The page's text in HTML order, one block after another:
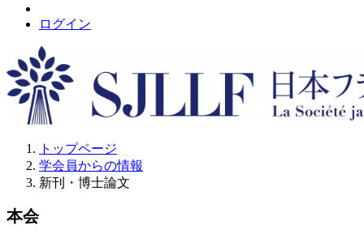
ログイン
トップページ
学会員からの情報
新刊・博士論文
本会